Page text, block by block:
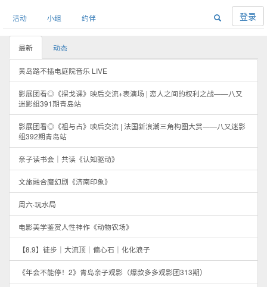
活动 小组 约伴 登录
最新 动态
黄岛路不插电庭院音乐 LIVE
影展团看◎《探戈课》映后交流+表演场 | 恋人之间的权利之战——八又
迷影组391期青岛站
影展团看◎《祖与占》映后交流 | 法国新浪潮三角构图大赏——八又迷影
组392期青岛站
亲子读书会｜共读《认知驱动》
文旅融合魔幻剧《济南印象》
周六·玩水局
电影美学鉴赏人性神作《动物农场》
【8.9】徒步｜大流顶｜偏心石｜化化浪子
《年会不能停！2》青岛亲子观影（爆款多多观影团313期）